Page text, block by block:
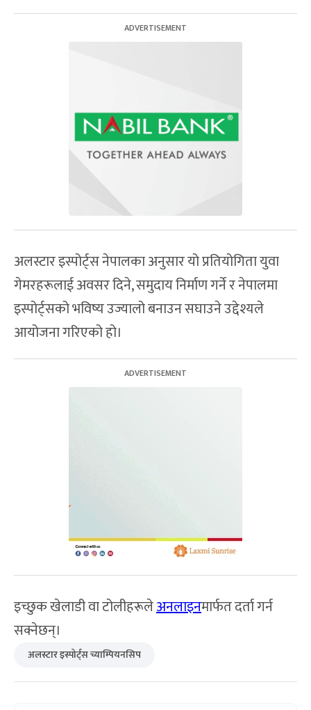
अलस्टार इस्पोर्ट्स नेपालका अनुसार यो प्रतियोगिता युवा
गेमरहरूलाई अवसर दिने, समुदाय निर्माण गर्ने र नेपालमा
इस्पोर्ट्सको भविष्य उज्यालो बनाउन सघाउने उद्देश्यले
आयोजना गरिएको हो।
इच्छुक खेलाडी वा टोलीहरूलेअनलाइनमार्फत दर्ता गर्न
सक्नेछन्।
अलस्टार इस्पोर्ट्स च्याम्पियनसिप